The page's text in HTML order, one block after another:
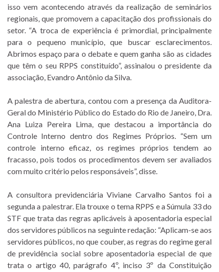
isso vem acontecendo através da realização de seminários
regionais, que promovem a capacitação dos profissionais do
setor. “A troca de experiência é primordial, principalmente
para o pequeno município, que buscar esclarecimentos.
Abrimos espaço para o debate e quem ganha são as cidades
que têm o seu RPPS constituído”, assinalou o presidente da
associação, Evandro Antônio da Silva.
A palestra de abertura, contou com a presença da Auditora-
Geral do Ministério Público do Estado do Rio de Janeiro, Dra.
Ana Luiza Pereira Lima, que destacou a importância do
Controle Interno dentro dos Regimes Próprios. “Sem um
controle interno eficaz, os regimes próprios tendem ao
fracasso, pois todos os procedimentos devem ser avaliados
com muito critério pelos responsáveis”, disse.
A consultora previdenciária Viviane Carvalho Santos foi a
segunda a palestrar. Ela trouxe o tema RPPS e a Súmula 33 do
STF que trata das regras aplicáveis à aposentadoria especial
dos servidores públicos na seguinte redação: “Aplicam-se aos
servidores públicos, no que couber, as regras do regime geral
de previdência social sobre aposentadoria especial de que
trata o artigo 40, parágrafo 4º, inciso 3º da Constituição